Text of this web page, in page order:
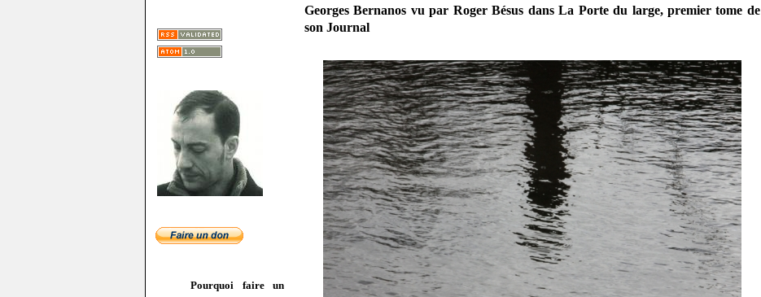
Pourquoi faire un
Georges Bernanos vu par Roger Bésus dans La Porte du large, premier tome de
son Journal